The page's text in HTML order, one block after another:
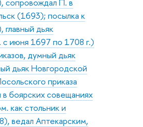
(1693); посылка к
дьяк
июня 1697 по 1708 г.)
думный дьяк
дьяк Новгородской
приказа
боярских совещаниях
как стольник и
ведал Аптекарским,